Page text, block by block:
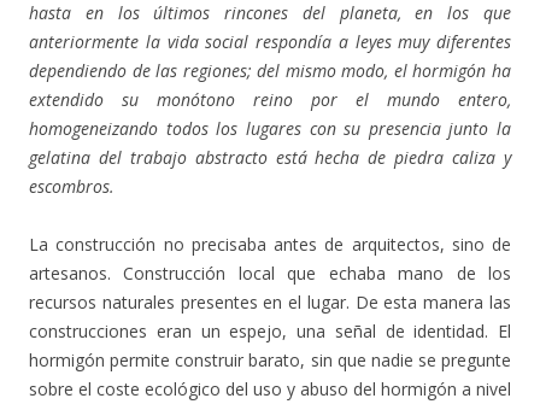
hasta en los últimos rincones del planeta, en los que
anteriormente la vida social respondía a leyes muy diferentes
dependiendo de las regiones; del mismo modo, el hormigón ha
extendido su monótono reino por el mundo entero,
homogeneizando todos los lugares con su presencia junto la
gelatina del trabajo abstracto está hecha de piedra caliza y
escombros.
La construcción no precisaba antes de arquitectos, sino de
artesanos. Construcción local que echaba mano de los
recursos naturales presentes en el lugar. De esta manera las
construcciones eran un espejo, una señal de identidad. El
hormigón permite construir barato, sin que nadie se pregunte
sobre el coste ecológico del uso y abuso del hormigón a nivel